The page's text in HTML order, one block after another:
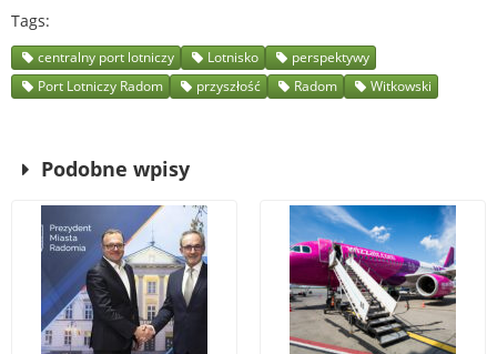
Tags
centralny port lotniczy Lotnisko
perspektywy
Port Lotniczy Radom
przyszłość Radom Witkowski
Podobne wpisy